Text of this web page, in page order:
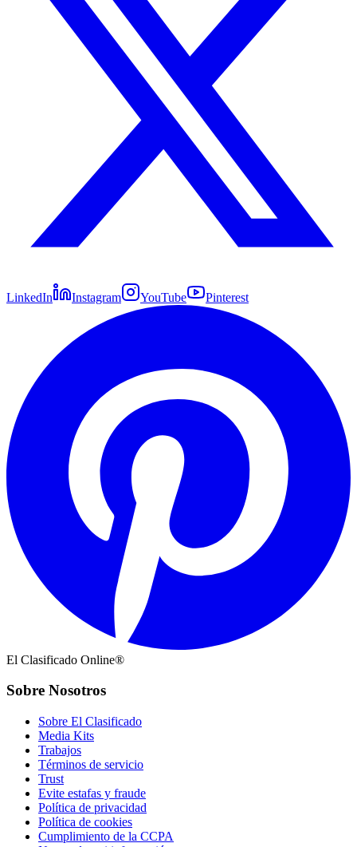
LinkedIn Instagram YouTube Pinterest
El Clasificado Online®
Sobre Nosotros
Sobre El Clasificado
Media Kits
Trabajos
Términos de servicio
Trust
Evite estafas y fraude
Política de privacidad
Política de cookies
Cumplimiento de la CCPA